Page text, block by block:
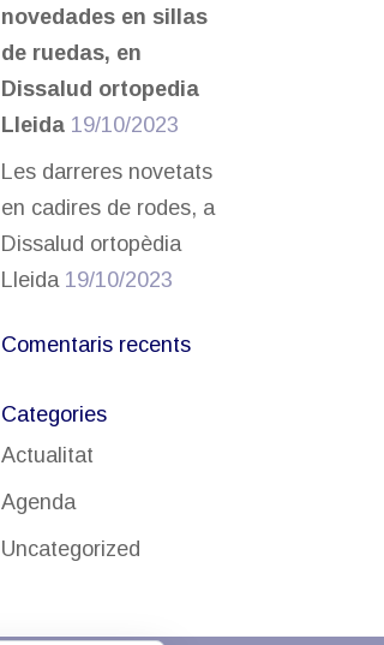
novedades en sillas
de ruedas, en
Dissalud ortopedia
Lleida 19/10/2023
Les darreres novetats
en cadires de rodes, a
Dissalud ortopèdia
Lleida 19/10/2023
Comentaris recents
Categories
Actualitat
Agenda
Uncategorized